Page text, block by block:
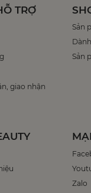
TRỢ
giao nhận
Sản
Sản
Zalo